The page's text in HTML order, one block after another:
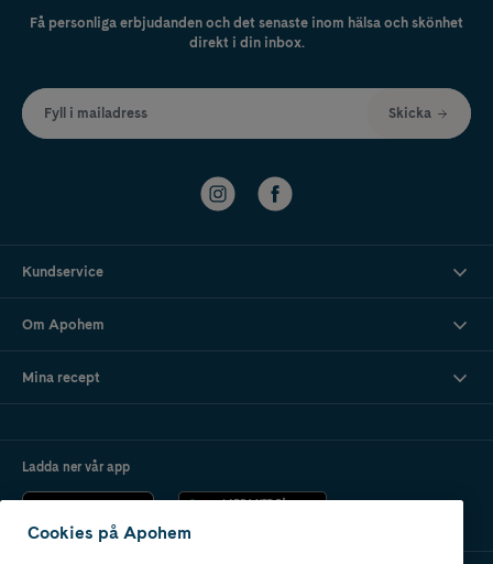
Få personliga erbjudanden och det senaste inom hälsa och skönhet
direkt i din inbox.
Fyll i mailadress Skicka
Kundservice
Om Apohem
Mina recept
Ladda ner vår app
Cookies på Apohem